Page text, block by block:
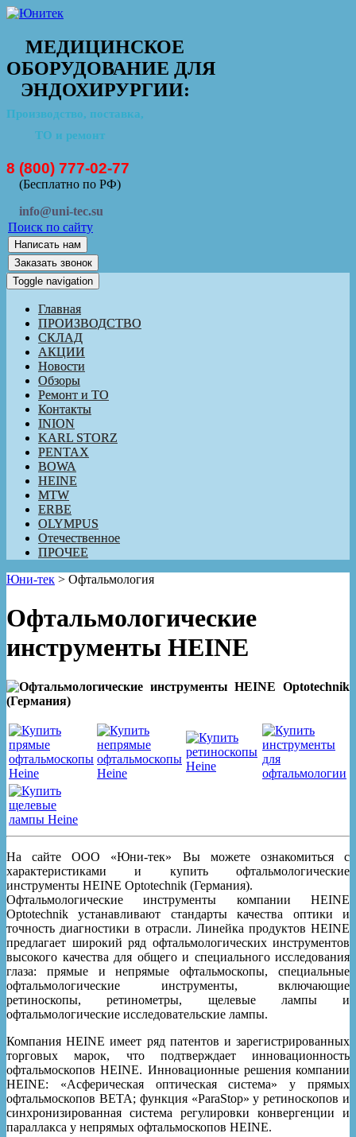
МЕДИЦИНСКОЕ
ОБОРУДОВАНИЕ ДЛЯ
ЭНДОХИРУРГИИ:
Производство, поставка,
ТО и ремонт
8 (800) 777-02-77
(Бесплатно по РФ)
info@uni-tec.su
Поиск по сайту
Написать нам
Заказать звонок
Toggle navigation
Главная
ПРОИЗВОДСТВО
СКЛАД
АКЦИИ
Новости
Обзоры
Ремонт и ТО
Контакты
INION
KARL STORZ
PENTAX
BOWA
HEINE
MTW
ERBE
OLYMPUS
Отечественное
ПРОЧЕЕ
Юни-тек > Офтальмология
Офтальмологические
инструменты HEINE
На сайте ООО «Юни-тек» Вы можете ознакомиться с
характеристиками и купить офтальмологические
инструменты HEINE Optotechnik (Германия).
Офтальмологические инструменты компании HEINE
Optotechnik устанавливают стандарты качества оптики и
точность диагностики в отрасли. Линейка продуктов HEINE
предлагает широкий ряд офтальмологических инструментов
высокого качества для общего и специального исследования
глаза: прямые и непрямые офтальмоскопы, специальные
офтальмологические инструменты, включающие
ретиноскопы, ретинометры, щелевые лампы и
офтальмологические исследовательские лампы.
Компания HEINE имеет ряд патентов и зарегистрированных
торговых марок, что подтверждает инновационность
офтальмоскопов HEINE. Инновационные решения компании
HEINE: «Асферическая оптическая система» у прямых
офтальмоскопов BETA; функция «ParaStop» у ретиноскопов и
синхронизированная система регулировки конвергенции и
параллакса у непрямых офтальмоскопов HEINE.